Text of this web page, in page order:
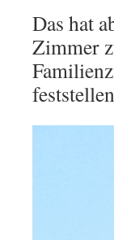
Das hat
Zimmer